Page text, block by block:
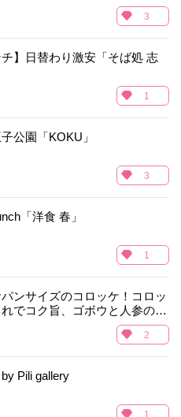
3
チ】日替わり激安「そば処 志
1
公園「KOKU」
3
「洋食 春」
1
パンサイズのコロッケ！コロッ
でコク旨、ゴボウと人参の野
2
Pili gallery
1